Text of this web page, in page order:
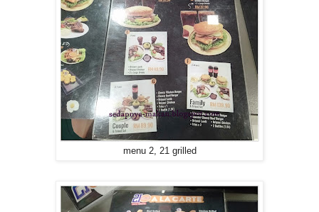
menu 2, 21 grilled